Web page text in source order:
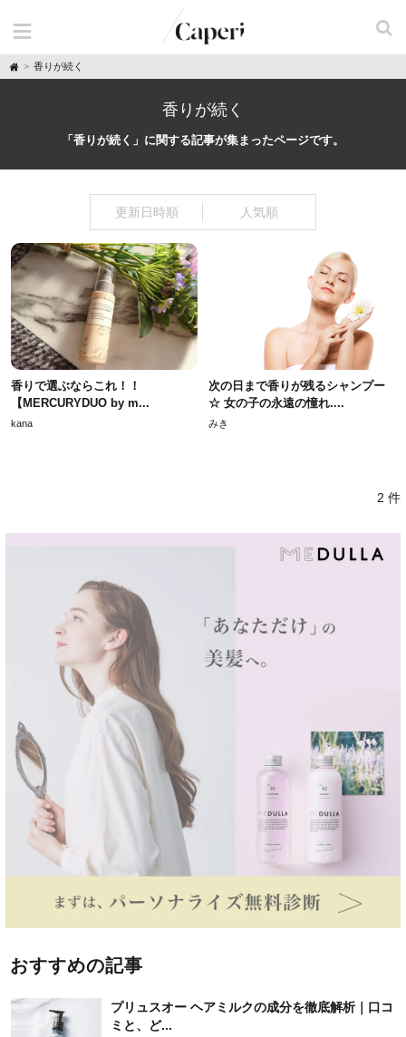
H
o
香りが続く
香りが続く
「香りが続く」に関する記事が集まったページです。
更新日時順 人気順
香りで選ぶならこれ！！
【MERCURYDUO by m...
kana
次の日まで香りが残るシャンプー
☆ 女の子の永遠の憧れ....
みき
2 件
おすすめの記事
プリュスオー ヘアミルクの成分を徹底解析｜口コ
ミと、ど...